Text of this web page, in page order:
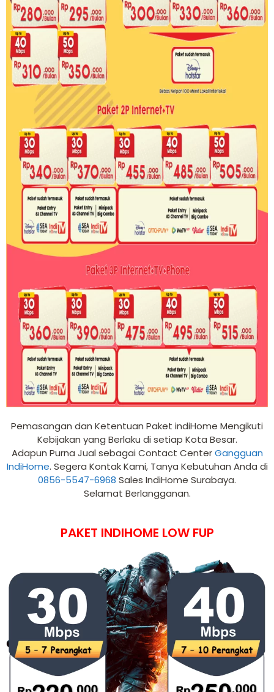
Pemasangan dan Ketentuan Paket indiHome Mengikuti
Kebijakan yang Berlaku di setiap Kota Besar.
Adapun Purna Jual sebagai Contact CenterGangguan
IndiHome. Segera Kontak Kami, Tanya Kebutuhan Anda di
0856-5547-6968 Sales IndiHome Surabaya.
Selamat Berlangganan.
PAKET INDIHOME LOW FUP